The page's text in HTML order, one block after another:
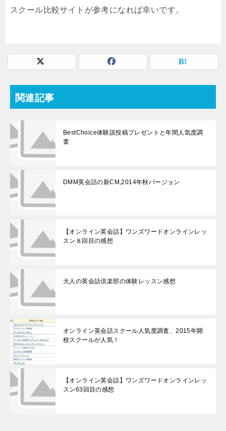
スクール比較サイトが参考になれば幸いです。
関連記事
BestChoice体験談投稿プレゼントと年間人気度調
査
DMM英会話の新CM,2014年秋バージョン
【オンライン英会話】ワンズワードオンラインレッ
スン８回目の感想
大人の英会話倶楽部の体験レッスン感想
オンライン英会話スクール人気度調査、2015年開
校スクールが人気！
【オンライン英会話】ワンズワードオンラインレッ
スン63回目の感想